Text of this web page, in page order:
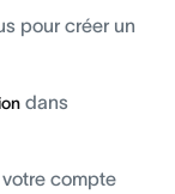
pour créer un
dans
compte